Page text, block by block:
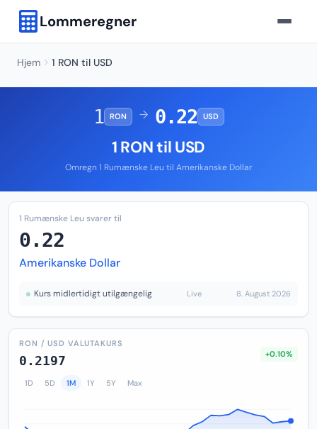
Lommeregner
Hjem 1 RON til USD
1 RON → 0.22 USD
1 RON til USD
Omregn 1 Rumænske Leu til Amerikanske Dollar
1 Rumænske Leu svarer til
0.22
Amerikanske Dollar
Kurs midlertidigt utilgængelig Live 8. August 2026
RON / USD VALUTAKURS
0.2197 +0.10%
1D 5D 1M 1Y 5Y Max